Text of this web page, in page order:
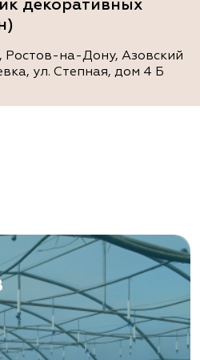
декоративных
Ростов-на-Дону, Азовский
ул. Степная, дом 4 Б
Ростов-на-Дону,
№ 37